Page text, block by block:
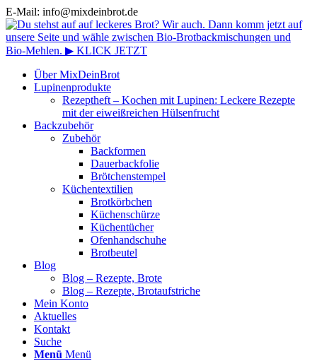
E-Mail: info@mixdeinbrot.de
Über MixDeinBrot
Lupinenprodukte
Rezeptheft – Kochen mit Lupinen: Leckere Rezepte
mit der eiweißreichen Hülsenfrucht
Backzubehör
Zubehör
Backformen
Dauerbackfolie
Brötchenstempel
Küchentextilien
Brotkörbchen
Küchenschürze
Küchentücher
Ofenhandschuhe
Brotbeutel
Blog
Blog – Rezepte, Brote
Blog – Rezepte, Brotaufstriche
Mein Konto
Aktuelles
Kontakt
Suche
Menü Menü